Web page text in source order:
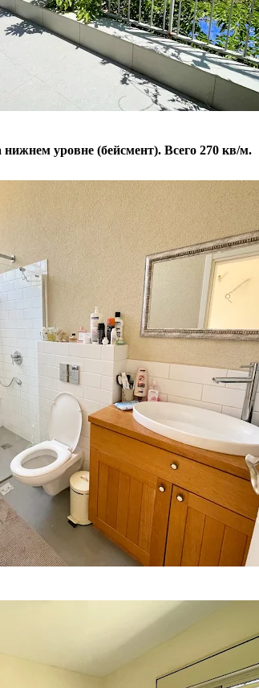
уровне (бейсмент). Всего 270 кв/м.